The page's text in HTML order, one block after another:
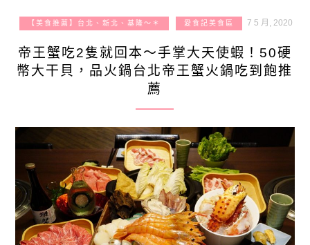
【美食推薦】台北、新北、基隆～＊ 愛食記美食區 7 5 月, 2020
帝王蟹吃2隻就回本～手掌大天使蝦！50硬
幣大干貝，品火鍋台北帝王蟹火鍋吃到飽推
薦